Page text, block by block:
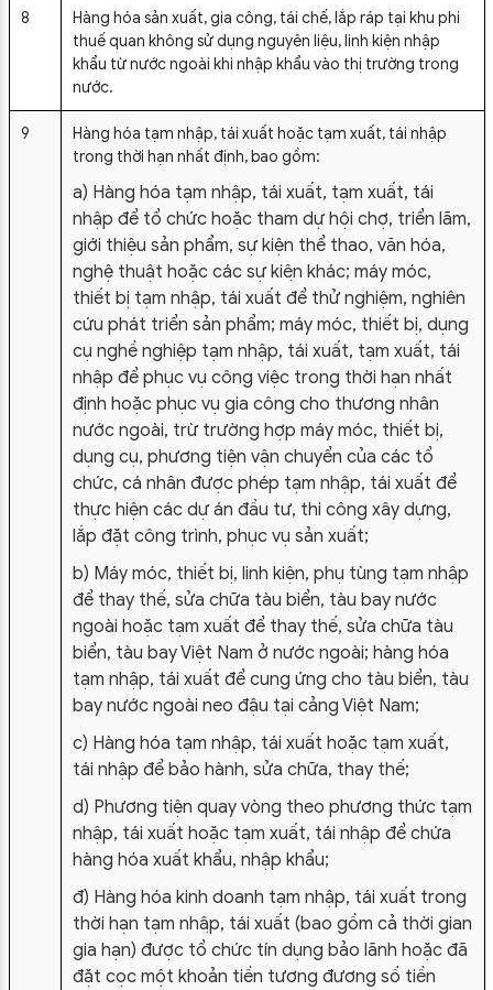
8
Hàng hóa sản xuất, gia công, tái chế, lắp ráp tại khu phi
thuế quan không sử dụng nguyên liệu, linh kiện nhập
khẩu từ nước ngoài khi nhập khẩu vào thị trường trong
nước.
9
Hàng hóa tạm nhập, tái xuất hoặc tạm xuất, tái nhập
trong thời hạn nhất định, bao gồm:
a) Hàng hóa tạm nhập, tái xuất, tạm xuất, tái
nhập để tổ chức hoặc tham dự hội chợ, triển lãm,
giới thiệu sản phẩm, sự kiện thể thao, văn hóa,
nghệ thuật hoặc các sự kiện khác; máy móc,
thiết bị tạm nhập, tái xuất để thử nghiệm, nghiên
cứu phát triển sản phẩm; máy móc, thiết bị, dụng
cụ nghề nghiệp tạm nhập, tái xuất, tạm xuất, tái
nhập để phục vụ công việc trong thời hạn nhất
định hoặc phục vụ gia công cho thương nhân
nước ngoài, trừ trường hợp máy móc, thiết bị,
dụng cụ, phương tiện vận chuyển của các tổ
chức, cá nhân được phép tạm nhập, tái xuất để
thực hiện các dự án đầu tư, thi công xây dựng,
lắp đặt công trình, phục vụ sản xuất;
b) Máy móc, thiết bị, linh kiện, phụ tùng tạm nhập
để thay thế, sửa chữa tàu biển, tàu bay nước
ngoài hoặc tạm xuất để thay thế, sửa chữa tàu
biển, tàu bay Việt Nam ở nước ngoài; hàng hóa
tạm nhập, tái xuất để cung ứng cho tàu biển, tàu
bay nước ngoài neo đậu tại cảng Việt Nam;
c) Hàng hóa tạm nhập, tái xuất hoặc tạm xuất,
tái nhập để bảo hành, sửa chữa, thay thế;
d) Phương tiện quay vòng theo phương thức tạm
nhập, tái xuất hoặc tạm xuất, tái nhập để chứa
hàng hóa xuất khẩu, nhập khẩu;
đ) Hàng hóa kinh doanh tạm nhập, tái xuất trong
thời hạn tạm nhập, tái xuất (bao gồm cả thời gian
gia hạn) được tổ chức tín dụng bảo lãnh hoặc đã
đặt cọc một khoản tiền tương đương số tiền